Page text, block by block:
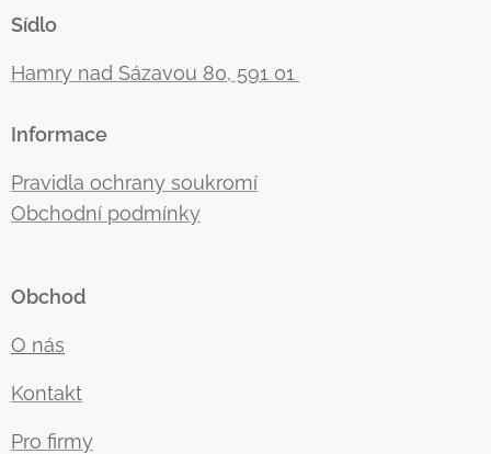
Sídlo
Hamry nad Sázavou 80, 591 01
Informace
Pravidla ochrany soukromí
Obchodní podmínky
Obchod
O nás
Kontakt
Pro firmy